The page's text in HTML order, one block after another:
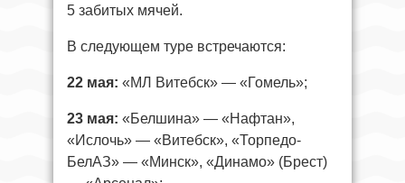
5 забитых мячей.
В следующем туре встречаются:
22 мая: «МЛ Витебск» — «Гомель»;
23 мая: «Белшина» — «Нафтан»,
«Ислочь» — «Витебск», «Торпедо-
БелАЗ» — «Минск», «Динамо» (Брест)